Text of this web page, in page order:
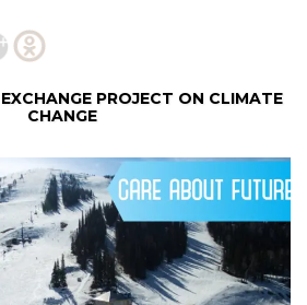
PROJECT ON CLIMATE
CHANGE